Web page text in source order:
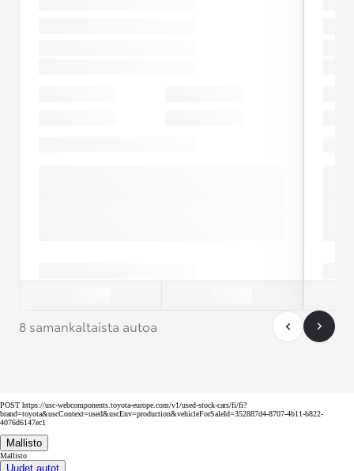
8 samankaltaista autoa
POST https://usc-webcomponents.toyota-europe.com/v1/used-stock-cars/fi/fi?
brand=toyota&uscContext=used&uscEnv=production&vehicleForSaleId=352887d4-8707-4b11-b822-
4076d6147ec1
Mallisto
Mallisto
Uudet autot